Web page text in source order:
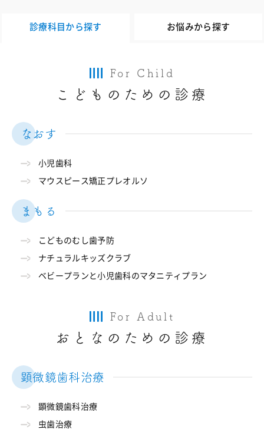
診療科目から探す お悩みから探す
For Child
こどものための診療
なおす
小児歯科
マウスピース矯正プレオルソ
まもる
こどものむし歯予防
ナチュラルキッズクラブ
ベビープランと小児歯科のマタニティプラン
For Adult
おとなのための診療
顕微鏡歯科治療
顕微鏡歯科治療
虫歯治療